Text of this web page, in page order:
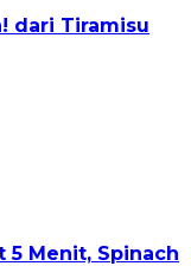
dari Tiramisu
5 Menit, Spinach